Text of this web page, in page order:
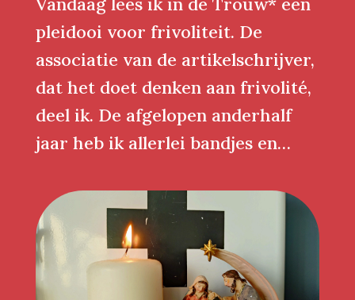
pleidooi voor frivoliteit. De
associatie van de artikelschrijver,
dat het doet denken aan frivolité,
deel ik. De afgelopen anderhalf
jaar heb ik allerlei bandjes en…